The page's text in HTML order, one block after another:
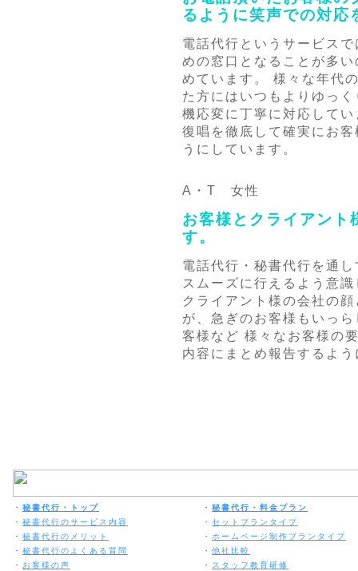
るように笑声での対応
電話代行というサービス
めの窓口となることが多
めています。 様々な年代
た方にはいつもよりゆっ
機応変に丁寧に対応して
復唱を徹底して確実にお
うにしています。
A・T 女性
お客様とクライアント
す。
電話代行・秘書代行を通
スムーズに行えるよう意
クライアント様の会社の
が、急ぎのお客様もいっ
客様など 様々なお客様の
内容にまとめ報告するよ
・ 秘書代行・トップ
・ 秘書代行のサービス内容
・ 秘書代行のメリット
・ 秘書代行のよくある質問
・ お客様の声
・ 秘書代行・料金プラン
・ セットプランタイプ
・ ホームページ制作プランタイプ
・ 他社比較
・ スタッフ教育研修